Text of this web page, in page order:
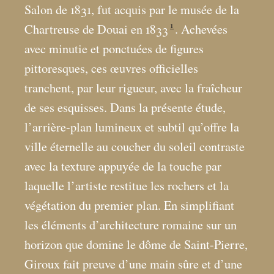
Salon de 1831, fut acquis par le musée de la
Chartreuse de Douai en 1833 1 . Achevées
avec minutie et ponctuées de figures
pittoresques, ces œuvres officielles
tranchent, par leur rigueur, avec la fraîcheur
de ses esquisses. Dans la présente étude,
l’arrière-plan lumineux et subtil qu’offre la
ville éternelle au coucher du soleil contraste
avec la texture appuyée de la touche par
laquelle l’artiste restitue les rochers et la
végétation du premier plan. En simplifiant
les éléments d’architecture romaine sur un
horizon que domine le dôme de Saint-Pierre,
Giroux fait preuve d’une main sûre et d’une